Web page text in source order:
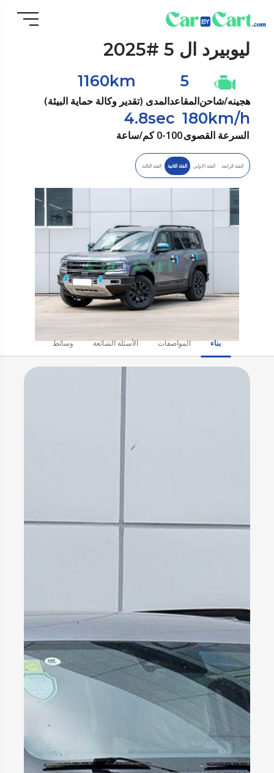
ليوبيرد ال 5 #2025
هجينه/شاحن
5
المقاعد
1160km
المدى (تقدير وكالة حماية البيئة)
180km/h
السرعة القصوى
4.8sec
0-100 كم/ساعة
الفئة الرابعة الفئة الاولي الفئة الثانية الفئة الثالثة
بناء المواصفات الأسئلة الشائعة وسائط